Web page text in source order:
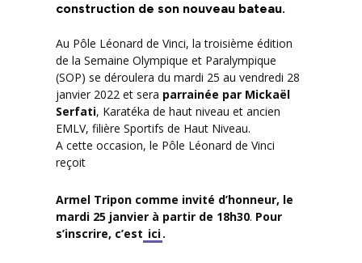
construction de son nouveau bateau.
Au Pôle Léonard de Vinci, la troisième édition
de la Semaine Olympique et Paralympique
(SOP) se déroulera du mardi 25 au vendredi 28
janvier 2022 et sera parrainée par Mickaël
Serfati, Karatéka de haut niveau et ancien
EMLV, filière Sportifs de Haut Niveau.
A cette occasion, le Pôle Léonard de Vinci
reçoit
Armel Tripon comme invité d’honneur, le
mardi 25 janvier à partir de 18h30. Pour
s’inscrire, c’est ici.